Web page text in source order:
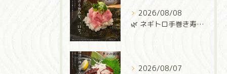
2026/08/08
🌿 ネギトロ手巻き寿司 🌿
2026/08/07